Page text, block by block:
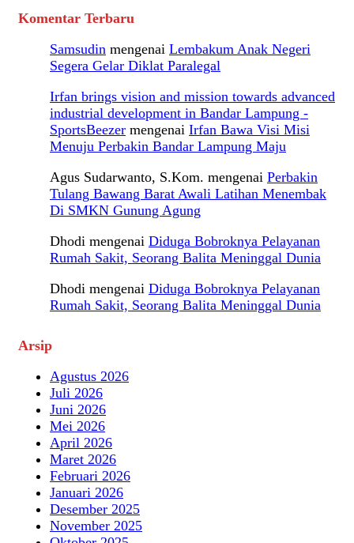
Komentar Terbaru
Samsudin mengenai Lembakum Anak Negeri
Segera Gelar Diklat Paralegal
Irfan brings vision and mission towards advanced
industrial development in Bandar Lampung -
SportsBeezer mengenai Irfan Bawa Visi Misi
Menuju Perbakin Bandar Lampung Maju
Agus Sudarwanto, S.Kom. mengenai Perbakin
Tulang Bawang Barat Awali Latihan Menembak
Di SMKN Gunung Agung
Dhodi mengenai Diduga Bobroknya Pelayanan
Rumah Sakit, Seorang Balita Meninggal Dunia
Dhodi mengenai Diduga Bobroknya Pelayanan
Rumah Sakit, Seorang Balita Meninggal Dunia
Arsip
Agustus 2026
Juli 2026
Juni 2026
Mei 2026
April 2026
Maret 2026
Februari 2026
Januari 2026
Desember 2025
November 2025